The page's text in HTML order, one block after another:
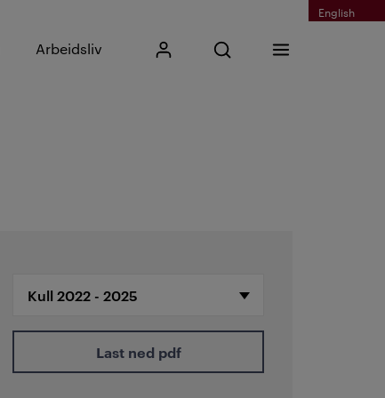
English
Arbeidsliv Mitt KristianiaÅpne søk
Skriv inn søkefrase
Søk
Meny
Last ned pdf